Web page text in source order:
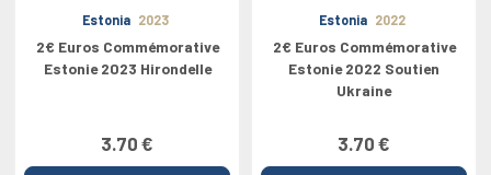
Estonia 2023
2€ Euros Commémorative
Estonie 2023 Hirondelle
3.70 €
Estonia 2022
2€ Euros Commémorative
Estonie 2022 Soutien
Ukraine
3.70 €